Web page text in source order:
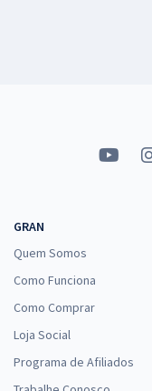
GRAN
Quem Somos
Como Funciona
Como Comprar
Loja Social
Programa de Afiliados